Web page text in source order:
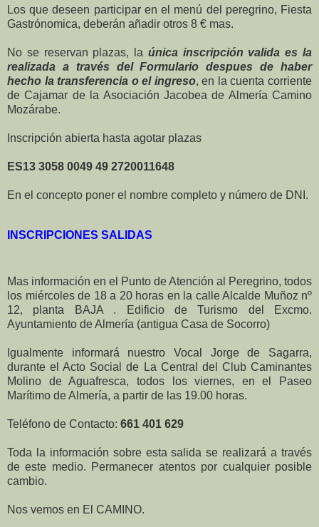
Los que deseen participar en el menú del peregrino, Fiesta
Gastrónomica, deberán añadir otros 8 € mas.
No se reservan plazas, la única inscripción valida es la
realizada a través del Formulario
despues de haber
hecho la transferencia o el ingreso, en la cuenta corriente
de Cajamar de la Asociación Jacobea de Almería Camino
Mozárabe.
Inscripción abierta hasta agotar plazas
ES13 3058 0049 49 2720011648
En el concepto poner el nombre completo y número de DNI.
INSCRIPCIONES SALIDAS
Mas información en el Punto de Atención al Peregrino, todos
los miércoles de 18 a 20 horas en la calle Alcalde Muñoz nº
12, planta BAJA . Edificio de Turismo del Excmo.
Ayuntamiento de Almería (antigua Casa de Socorro)
Igualmente informará nuestro Vocal Jorge de Sagarra,
durante el Acto Social de La Central del Club Caminantes
Molino de Aguafresca, todos los viernes, en el Paseo
Marítimo de Almería, a partir de las 19.00 horas.
Teléfono de Contacto: 661 401 629
Toda la información sobre esta salida se realizará a través
de este medio. Permanecer atentos por cualquier posible
cambio.
Nos vemos en El CAMINO.